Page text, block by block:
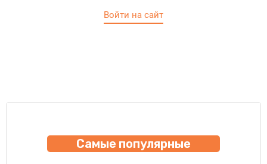
Войти на сайт
Самые популярные